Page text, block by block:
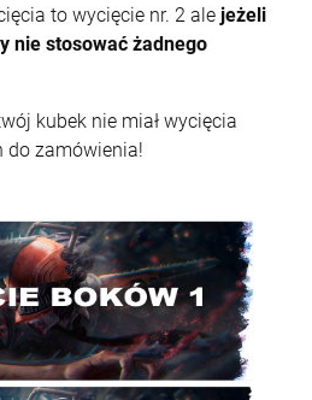
to wycięcie nr. 2 ale jeżeli
nie stosować żadnego
kubek nie miał wycięcia
do zamówienia!